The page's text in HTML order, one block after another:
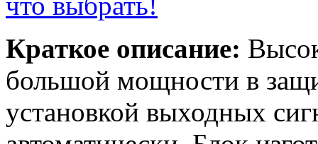
Краткое описание:
большой мощности в
установкой выходных